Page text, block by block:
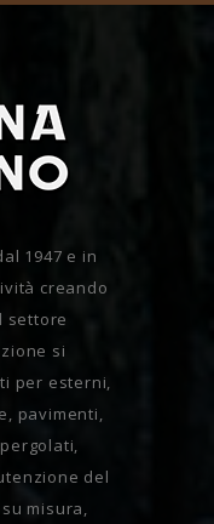
1947 e in
creando
settore
si
per esterni,
pavimenti,
del
misura,